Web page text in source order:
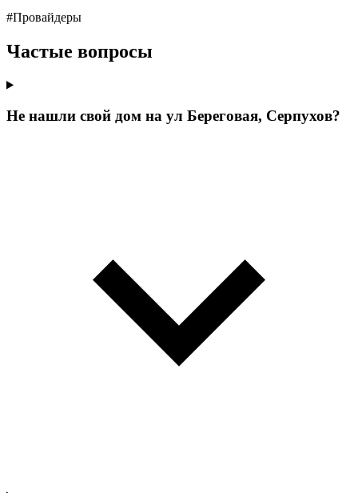
#Провайдеры
Частые вопросы
Не нашли свой дом на ул Береговая, Серпухов?